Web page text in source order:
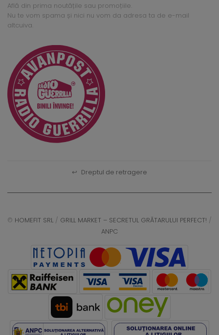
Află din prima noutățile sau promoțiile.
Nu te vom spama și nici nu vom da adresa ta de e-mail
altcuiva.
↩ Dreptul de retragere
© HOMEFIT SRL / GRILL MARKET – SECRETUL GRĂTARULUI PERFECT! /
ANPC